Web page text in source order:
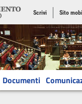
Scrivi Sito
Documenti